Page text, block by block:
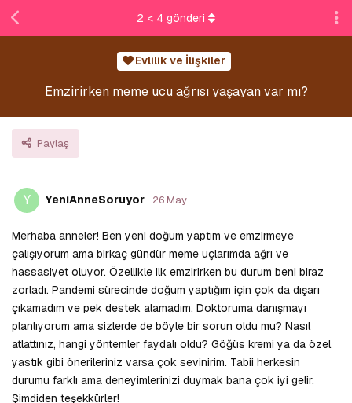
Evlilik ve İlişkiler
Emzirirken meme ucu ağrısı yaşayan var mı?
Paylaş
2 < 4 gönderi
Y YeniAnneSoruyor 26 May
Merhaba anneler! Ben yeni doğum yaptım ve emzirmeye
çalışıyorum ama birkaç gündür meme uçlarımda ağrı ve
hassasiyet oluyor. Özellikle ilk emzirirken bu durum beni biraz
zorladı. Pandemi sürecinde doğum yaptığım için çok da dışarı
çıkamadım ve pek destek alamadım. Doktoruma danışmayı
planlıyorum ama sizlerde de böyle bir sorun oldu mu? Nasıl
atlattınız, hangi yöntemler faydalı oldu? Göğüs kremi ya da özel
yastık gibi önerileriniz varsa çok sevinirim. Tabii herkesin
durumu farklı ama deneyimlerinizi duymak bana çok iyi gelir.
Şimdiden teşekkürler!